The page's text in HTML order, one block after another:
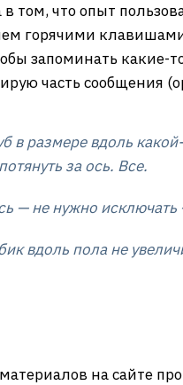
в том, что опыт
горячими
запоминать
часть сообщения
в размере вдоль
за ось. Все.
— не нужно
вдоль пола не
на сайте